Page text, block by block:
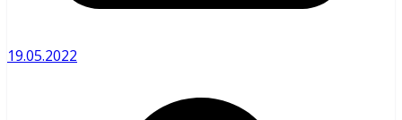
19.05.2022